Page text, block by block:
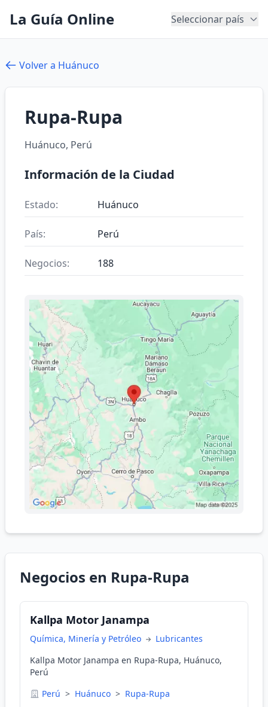
La Guía Online Seleccionar país
Volver a Huánuco
Rupa-Rupa
Huánuco, Perú
Información de la Ciudad
Estado: Huánuco
País: Perú
Negocios: 188
Negocios en Rupa-Rupa
Kallpa Motor Janampa
Química, Minería y Petróleo
Lubricantes
Kallpa Motor Janampa en Rupa-Rupa, Huánuco,
Perú
Perú > Huánuco > Rupa-Rupa